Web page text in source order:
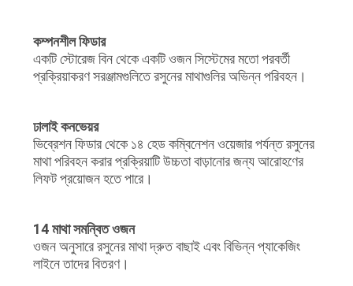
কম্পনশীল ফিডার
একটি স্টোরেজ বিন থেকে একটি ওজন সিস্টেমের মতো পরবর্তী
প্রক্রিয়াকরণ সরঞ্জামগুলিতে রসুনের মাথাগুলির অভিন্ন পরিবহন।
ঢালাই কনভেয়র
ভিব্রেশন ফিডার থেকে ১৪ হেড কম্বিনেশন ওয়েজার পর্যন্ত রসুনের
মাথা পরিবহন করার প্রক্রিয়াটি উচ্চতা বাড়ানোর জন্য আরোহণের
লিফট প্রয়োজন হতে পারে।
14 মাথা সমন্বিত ওজন
ওজন অনুসারে রসুনের মাথা দ্রুত বাছাই এবং বিভিন্ন প্যাকেজিং
লাইনে তাদের বিতরণ।